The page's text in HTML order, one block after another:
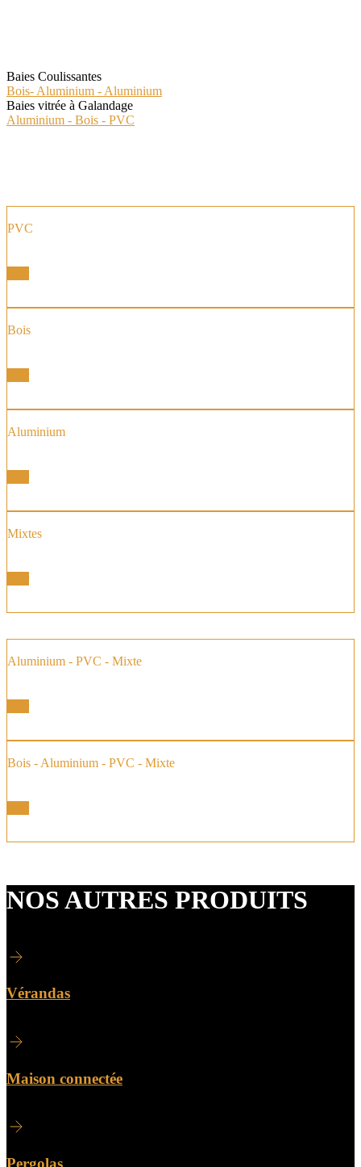
Baies Coulissantes
Bois- Aluminium - Aluminium
Baies vitrée à Galandage
Aluminium - Bois - PVC
PVC
Bois
Aluminium
Mixtes
Aluminium - PVC - Mixte
Bois - Aluminium - PVC - Mixte
NOS AUTRES PRODUITS
Vérandas
Maison connectée
Pergolas